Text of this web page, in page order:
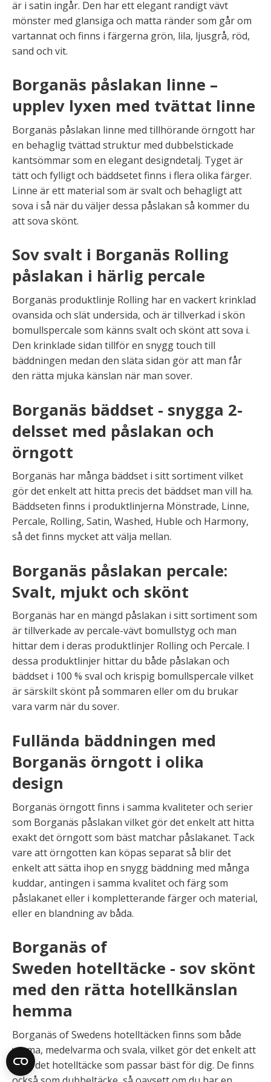
är i satin ingår. Den har ett elegant randigt vävt
mönster med glansiga och matta ränder som går om
vartannat och finns i färgerna grön, lila, ljusgrå, röd,
sand och vit.
Borganäs påslakan linne –
upplev lyxen med tvättat linne
Borganäs påslakan linne med tillhörande örngott har
en behaglig tvättad struktur med dubbelstickade
kantsömmar som en elegant designdetalj. Tyget är
tätt och fylligt och bäddsetet finns i flera olika färger.
Linne är ett material som är svalt och behagligt att
sova i så när du väljer dessa påslakan så kommer du
att sova skönt.
Sov svalt i Borganäs Rolling
påslakan i härlig percale
Borganäs produktlinje Rolling har en vackert krinklad
ovansida och slät undersida, och är tillverkad i skön
bomullspercale som känns svalt och skönt att sova i.
Den krinklade sidan tillför en snygg touch till
bäddningen medan den släta sidan gör att man får
den rätta mjuka känslan när man sover.
Borganäs bäddset - snygga 2-
delsset med påslakan och
örngott
Borganäs har många bäddset i sitt sortiment vilket
gör det enkelt att hitta precis det bäddset man vill ha.
Bäddseten finns i produktlinjerna Mönstrade, Linne,
Percale, Rolling, Satin, Washed, Huble och Harmony,
så det finns mycket att välja mellan.
Borganäs påslakan percale:
Svalt, mjukt och skönt
Borganäs har en mängd påslakan i sitt sortiment som
är tillverkade av percale-vävt bomullstyg och man
hittar dem i deras produktlinjer Rolling och Percale. I
dessa produktlinjer hittar du både påslakan och
bäddset i 100 % sval och krispig bomullspercale vilket
är särskilt skönt på sommaren eller om du brukar
vara varm när du sover.
Fullända bäddningen med
Borganäs örngott i olika
design
Borganäs örngott finns i samma kvaliteter och serier
som Borganäs påslakan vilket gör det enkelt att hitta
exakt det örngott som bäst matchar påslakanet. Tack
vare att örngotten kan köpas separat så blir det
enkelt att sätta ihop en snygg bäddning med många
kuddar, antingen i samma kvalitet och färg som
påslakanet eller i kompletterande färger och material,
eller en blandning av båda.
Borganäs of
Sweden hotelltäcke - sov skönt
med den rätta hotellkänslan
hemma
Borganäs of Swedens hotelltäcken finns som både
varma, medelvarma och svala, vilket gör det enkelt att
välja det hotelltäcke som passar bäst för dig. De finns